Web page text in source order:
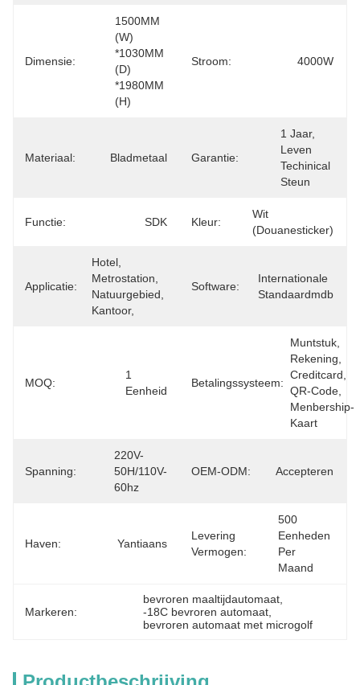
Dimensie:
1500MM
(W)
*1030MM
(D)
*1980MM
(H)
Stroom: 4000W
Materiaal: Bladmetaal Garantie:
1 Jaar,
Leven
Techinical
Steun
Functie: SDK Kleur:
Wit
(douanesticker)
Applicatie:
Hotel,
Metrostation,
Natuurgebied,
Kantoor,
Software:
Internationale
Standaardmdb
MOQ:
1
Eenheid
Betalingssysteem:
Muntstuk,
Rekening,
Creditcard,
QR-Code,
Menbership-
Kaart
Spanning:
220V-
50H/110V-
60hz
OEM-ODM: Accepteren
Haven: Yantiaans
Levering
Vermogen:
500
Eenheden
Per
Maand
Markeren:
bevroren maaltijdautomaat
-18C bevroren automaat
bevroren automaat met microgolf